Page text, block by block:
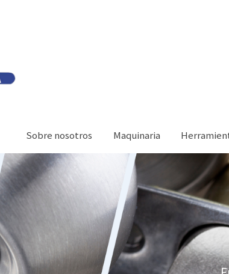
Sobre nosotros Maquinaria